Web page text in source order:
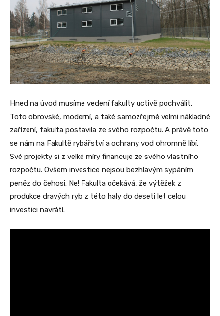
Hned na úvod musíme vedení fakulty uctivě pochválit.
Toto obrovské, moderní, a také samozřejmě velmi nákladné
zařízení, fakulta postavila ze svého rozpočtu. A právě toto
se nám na Fakultě rybářství a ochrany vod ohromně líbí.
Své projekty si z velké míry financuje ze svého vlastního
rozpočtu. Ovšem investice nejsou bezhlavým sypáním
peněz do čehosi. Ne! Fakulta očekává, že výtěžek z
produkce dravých ryb z této haly do deseti let celou
investici navrátí.